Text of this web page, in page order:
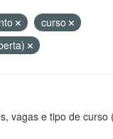
curso
vagas e tipo de